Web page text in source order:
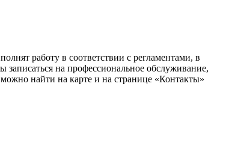
работу в соответствии с регламентами, в
записаться на профессиональное обслуживание,
найти на карте и на странице «Контакты»